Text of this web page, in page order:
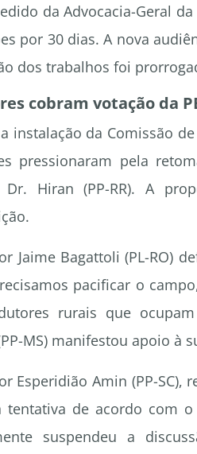
da Advocacia-Geral
por 30 dias. A nova
dos trabalhos foi
cobram votação da
instalação da Comissão
pressionaram pela
Dr. Hiran (PP-RR). A
Jaime Bagattoli (PL-RO)
pacificar o
rurais que
MS) manifestou apoio à
Esperidião Amin (PP-
tentativa de acordo com o
suspendeu a